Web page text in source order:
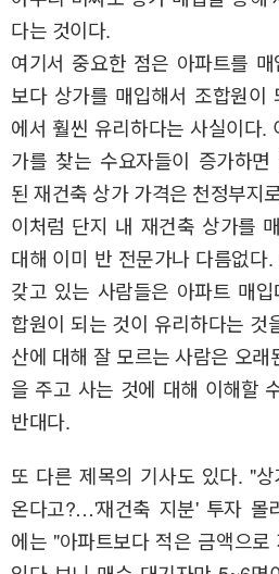
다는 것이다.
여기서 중요한 점은 아파트를
보다 상가를 매입해서 조합원이
에서 훨씬 유리하다는 사실이다.
가를 찾는 수요자들이 증가하
된 재건축 상가 가격은 천정부지
이처럼 단지 내 재건축 상가를
대해 이미 반 전문가나 다름없다
갖고 있는 사람들은 아파트 매
합원이 되는 것이 유리하다는 것
산에 대해 잘 모르는 사람은 오래
을 주고 사는 것에 대해 이해할
반대다.
또 다른 제목의 기사도 있다. "
온다고?…'재건축 지분' 투자 몰
에는 "아파트보다 적은 금액으